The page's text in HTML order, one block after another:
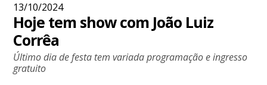
13/10/2024
Hoje tem show com João Luiz
Corrêa
Último dia de festa tem variada programação e ingresso
gratuito